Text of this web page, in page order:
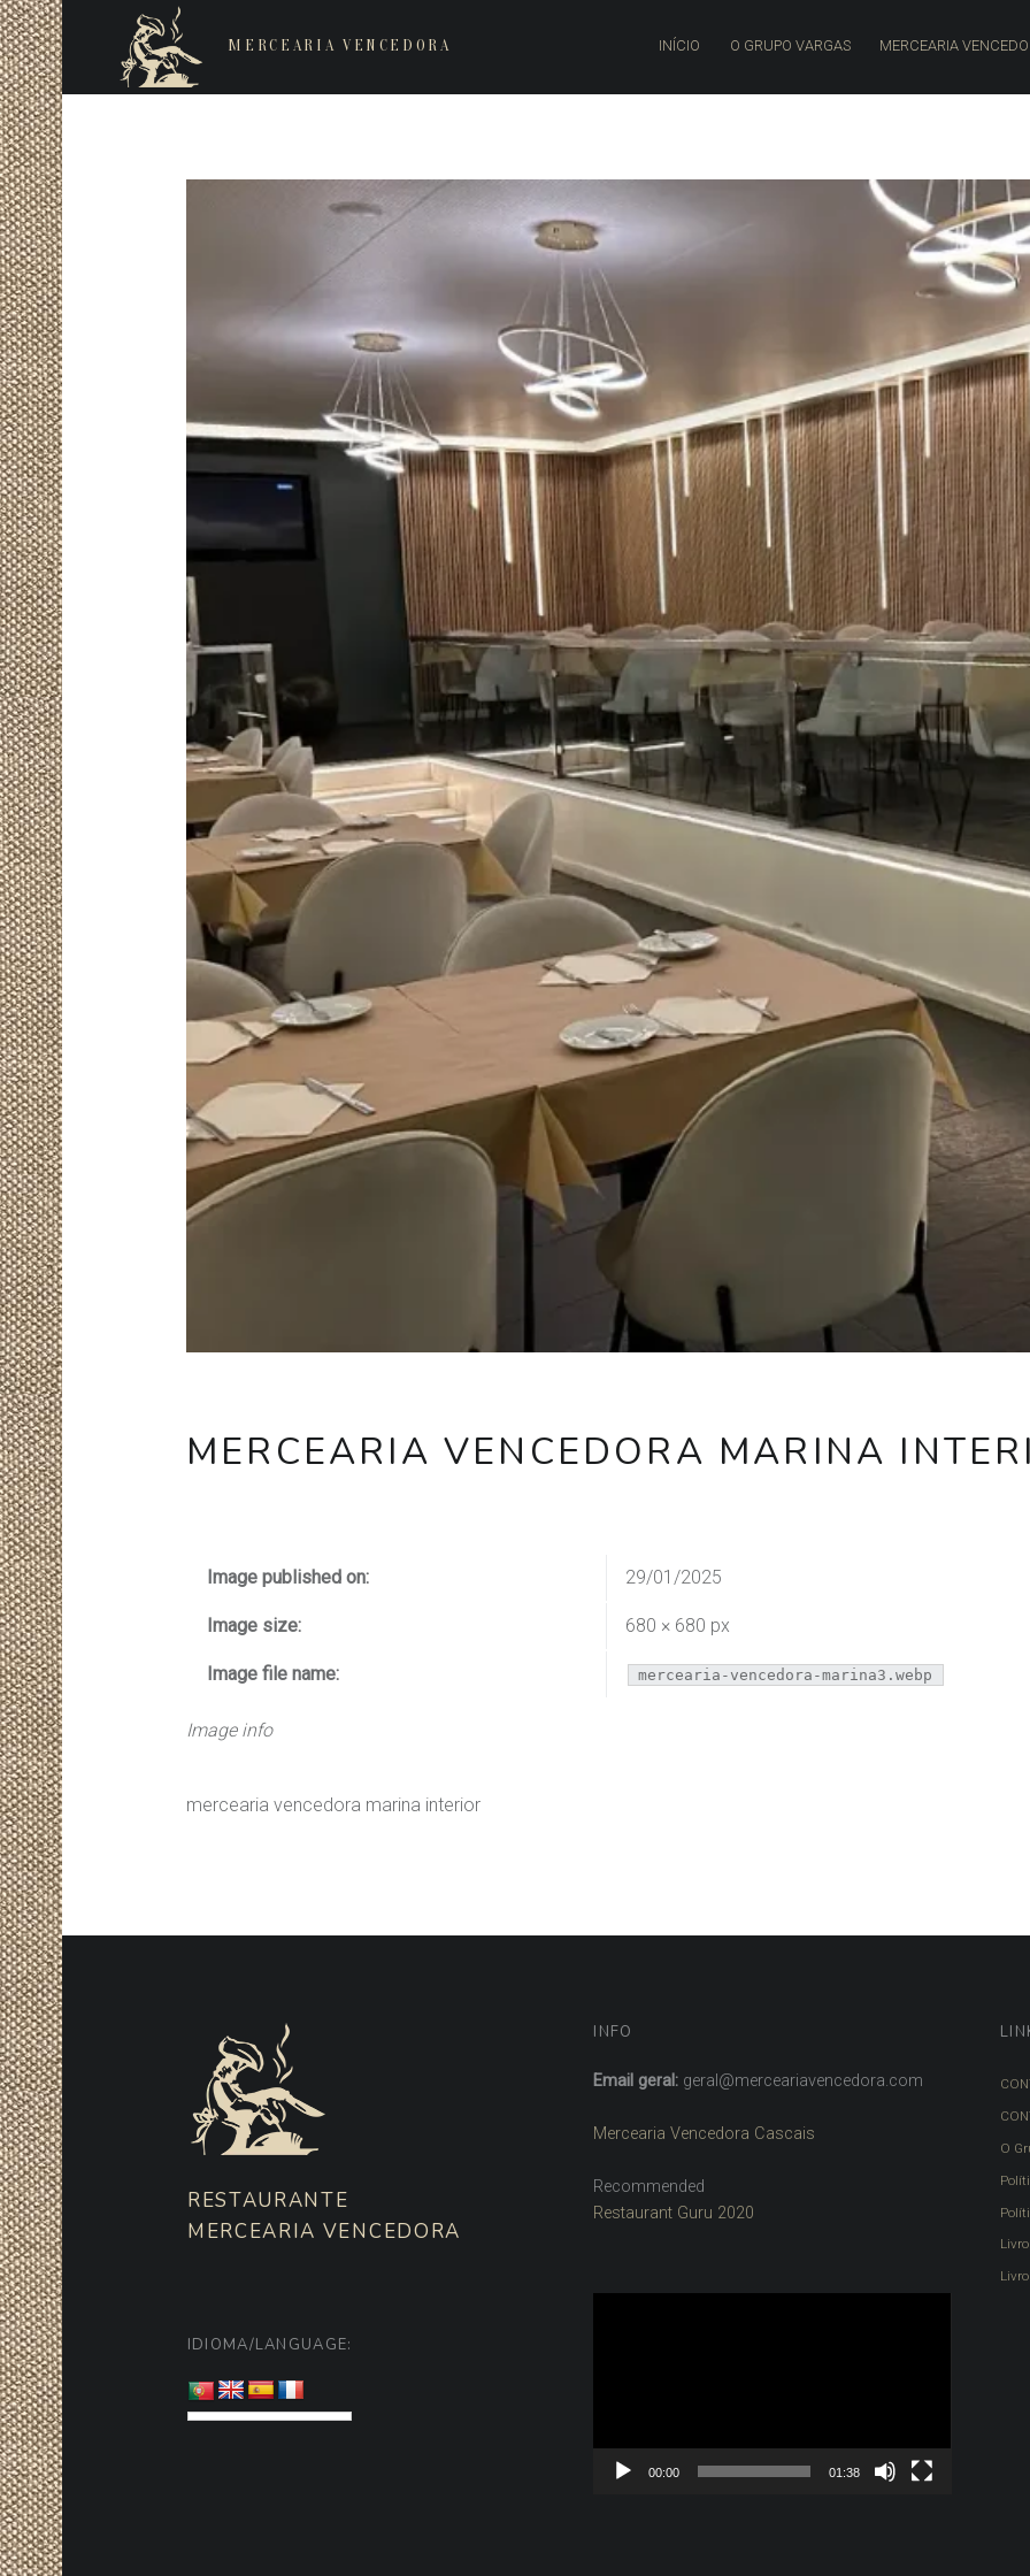
MERCEARIA VENCEDORA INÍCIO O GRUPO VARGAS MERCEARIA
MERCEARIA VENCEDORA MARINA
Image info
Image published on: 29/01/2025
Image size: 680 × 680 px
Image file name: mercearia-vencedora-marina3.webp
mercearia vencedora marina interior
FOOTER SIDEBAR
RESTAURANTE
MERCEARIA VENCEDORA
INFO
Email geral: geral@merceariavencedora.com
Mercearia Vencedora Cascais
Recommended
Restaurant Guru 2020
O
00:00 01:38
IDIOMA/LANGUAGE: